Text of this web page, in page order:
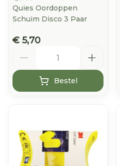
Quies Oordoppen
Schuim Disco 3 Paar
€ 5,70
Bestel